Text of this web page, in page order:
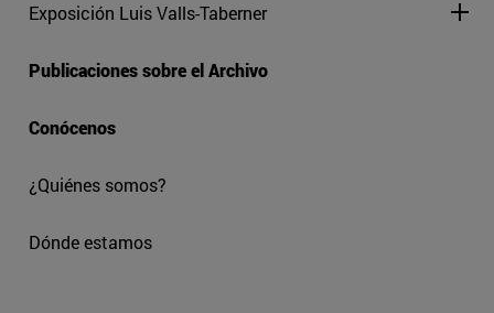
Exposición Luis Valls-Taberner
Publicaciones sobre el Archivo
Conócenos
¿Quiénes somos?
Dónde estamos